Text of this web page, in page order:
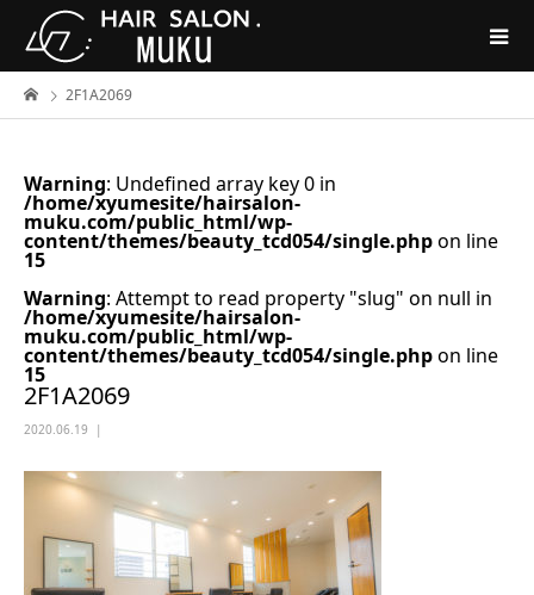
2F1A2069
Warning: Undefined array key 0 in
/home/xyumesite/hairsalon-
muku.com/public_html/wp-
content/themes/beauty_tcd054/single.phpon line
15
Warning: Attempt to read property "slug" on null in
/home/xyumesite/hairsalon-
muku.com/public_html/wp-
content/themes/beauty_tcd054/single.phpon line
15
2F1A2069
2020.06.19